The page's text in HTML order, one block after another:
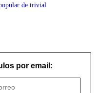
por email: